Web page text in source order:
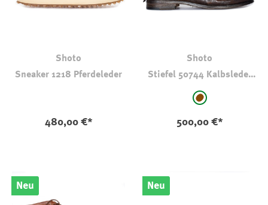
Shoto
Sneaker 1218 Pferdeleder
480,00 €*
Shoto
Stiefel 50744 Kalbsleder
auswählen
mittelbraun
500,00 €*
Neu Neu